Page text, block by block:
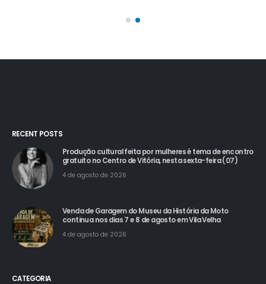
RECENT POSTS
Produção cultural feita por mulheres é tema de encontro
gratuito no Centro de Vitória, nesta sexta-feira (07)
4 de agosto de 2026
Venda de Garagem do Museu da História da Moto
continua nos dias 7 e 8 de agosto em Vila Velha
4 de agosto de 2026
CATEGORIA